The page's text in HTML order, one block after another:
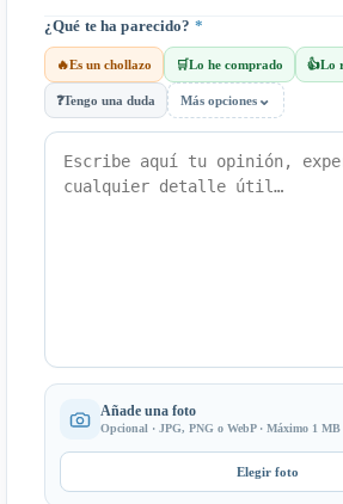
¿Qué te ha parecido? *
🔥Es un chollazo 🛒Lo he comprado 👍Lo
❓Tengo una duda Más opciones ⌄
Añade una foto
Opcional · JPG, PNG o WebP · Máximo 1 MB
Elegir foto